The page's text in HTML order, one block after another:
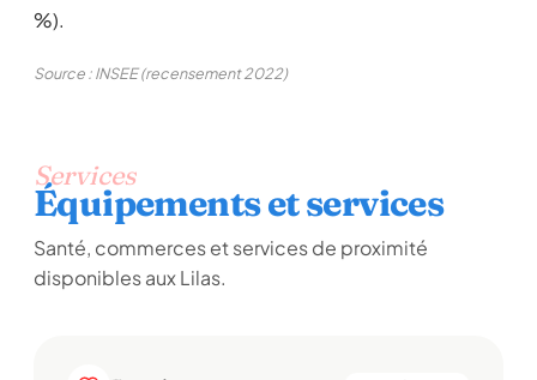
%).
Source : INSEE (recensement 2022)
Services
Équipements et services
Santé, commerces et services de proximité
disponibles aux Lilas.